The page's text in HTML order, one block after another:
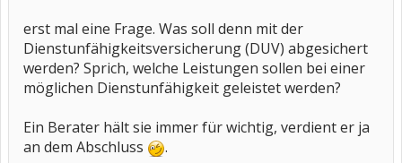
erst mal eine Frage. Was soll denn mit der
Dienstunfähigkeitsversicherung (DUV) abgesichert
werden? Sprich, welche Leistungen sollen bei einer
möglichen Dienstunfähigkeit geleistet werden?
Ein Berater hält sie immer für wichtig, verdient er ja
an dem Abschluss
.